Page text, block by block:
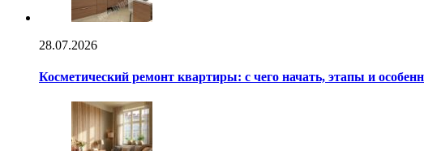
28.07.2026
Косметический ремонт квартиры: с чего начать, этапы и